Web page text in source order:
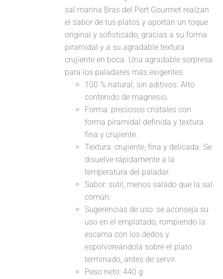
sal marina Bras del Port Gourmet realzan
el sabor de tus platos y aportan un toque
original y sofisticado, gracias a su forma
piramidal y a su agradable textura
crujiente en boca. Una agradable sorpresa
para los paladares más exigentes.
100 % natural, sin aditivos. Alto
contenido de magnesio.
Forma: preciosos cristales con
forma piramidal definida y textura
fina y crujiente.
Textura: crujiente, fina y delicada. Se
disuelve rápidamente a la
temperatura del paladar.
Sabor: sutil, menos salado que la sal
común.
Sugerencias de uso: se aconseja su
uso en el emplatado, rompiendo la
escama con los dedos y
espolvoreándola sobre el plato
terminado, antes de servir.
Peso neto: 440 g